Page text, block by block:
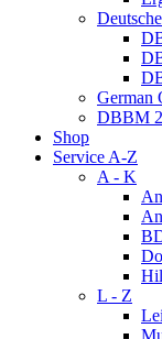
German
DBBM
Shop
Service A-Z
A - K
L - Z